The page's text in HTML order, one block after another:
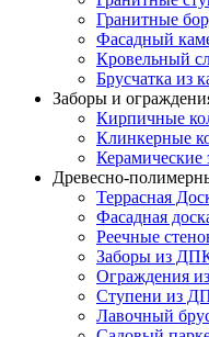
Гранитные
Фасадный
Кровельный
Брусчатка из
Заборы и
Кирпичные
Клинкерные
Керамические
Древесно-
Террасная
Фасадная
Реечные
Заборы из
Ограждения
Ступени из
Лавочный